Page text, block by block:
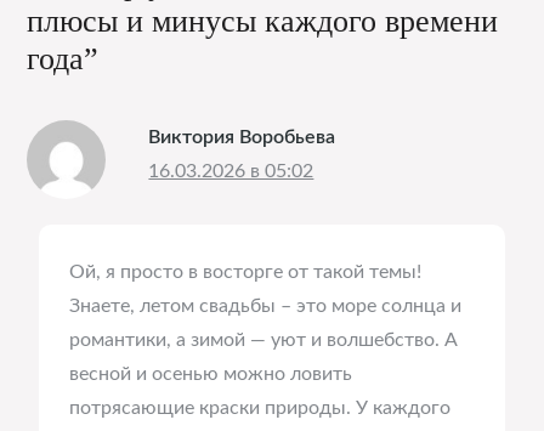
плюсы и минусы каждого времени
года”
Виктория Воробьева
16.03.2026 в 05:02
Ой, я просто в восторге от такой темы!
Знаете, летом свадьбы – это море солнца и
романтики, а зимой — уют и волшебство. А
весной и осенью можно ловить
потрясающие краски природы. У каждого